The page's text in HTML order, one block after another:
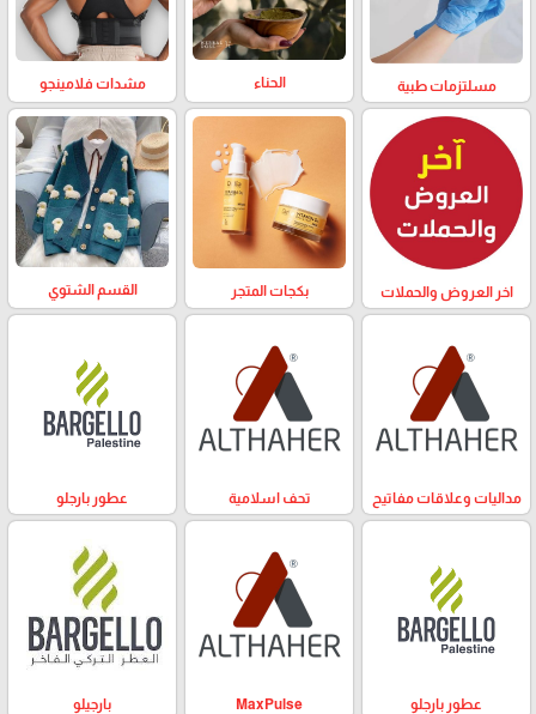
مسلتزمات طبية الحناء مشدات فلامينجو
اخر العروض والحملات بكجات المتجر القسم الشتوي
مداليات وعلاقات مفاتيح تحف اسلامية عطور بارجلو
عطور بارجلو MaxPulse بارجيلو